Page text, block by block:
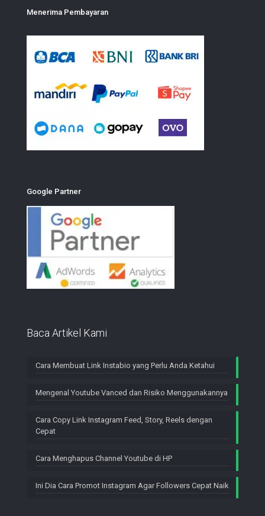
Menerima Pembayaran
Google Partner
Baca Artikel Kami
Cara Membuat Link Instabio yang Perlu Anda Ketahui
Mengenal Youtube Vanced dan Risiko Menggunakannya
Cara Copy Link Instagram Feed, Story, Reels dengan
Cepat
Cara Menghapus Channel Youtube di HP
Ini Dia Cara Promot Instagram Agar Followers Cepat Naik